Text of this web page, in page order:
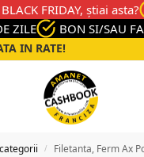
FRIDAY, știai asta?
ZILE
BON SI/SAU
IN RATE!
/ Filetanta, Ferm Ax